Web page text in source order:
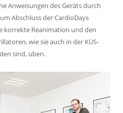
Anweisungen des Geräts durch
Abschluss der CardioDays
korrekte Reanimation und den
wie sie auch in der KÜS-
sind, üben.